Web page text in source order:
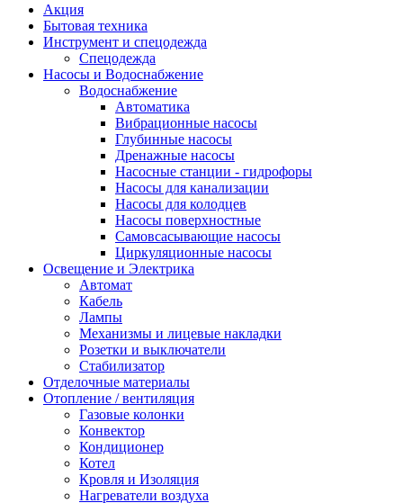
Акция
Бытовая техника
Инструмент и спецодежда
Спецодежда
Насосы и Водоснабжение
Водоснабжение
Автоматика
Вибрационные насосы
Глубинные насосы
Дренажные насосы
Насосные станции - гидрофоры
Насосы для канализации
Насосы для колодцев
Насосы поверхностные
Самовсасывающие насосы
Циркуляционные насосы
Освещение и Электрика
Автомат
Кабель
Лампы
Механизмы и лицевые накладки
Розетки и выключатели
Стабилизатор
Отделочные материалы
Отопление / вентиляция
Газовые колонки
Конвектор
Кондиционер
Котел
Кровля и Изоляция
Нагреватели воздуха